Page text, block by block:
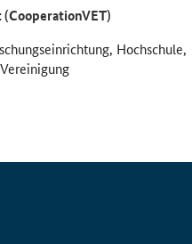
Hochschule,